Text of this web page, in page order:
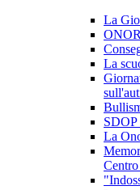
La
La
SDOP
La